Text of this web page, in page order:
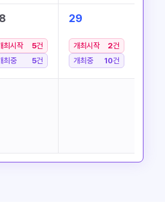
최시작 5건
최중
5건
29
개최시작 2건
개최중
10건